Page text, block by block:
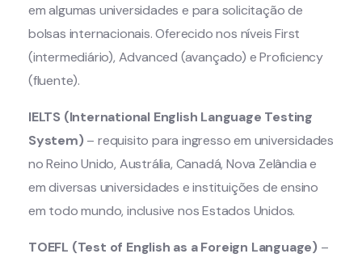
em algumas universidades e para solicitação de
bolsas internacionais. Oferecido nos níveis First
(intermediário), Advanced (avançado) e Proficiency
(fluente).
IELTS (International English Language Testing
System) – requisito para ingresso em universidades
no Reino Unido, Austrália, Canadá, Nova Zelândia e
em diversas universidades e instituições de ensino
em todo mundo, inclusive nos Estados Unidos.
TOEFL (Test of English as a Foreign Language) –